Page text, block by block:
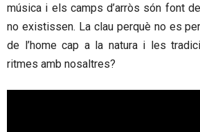
música i els camps d’arròs són font
no existissen. La clau perquè no es
de l’home cap a la natura i les
ritmes amb nosaltres?